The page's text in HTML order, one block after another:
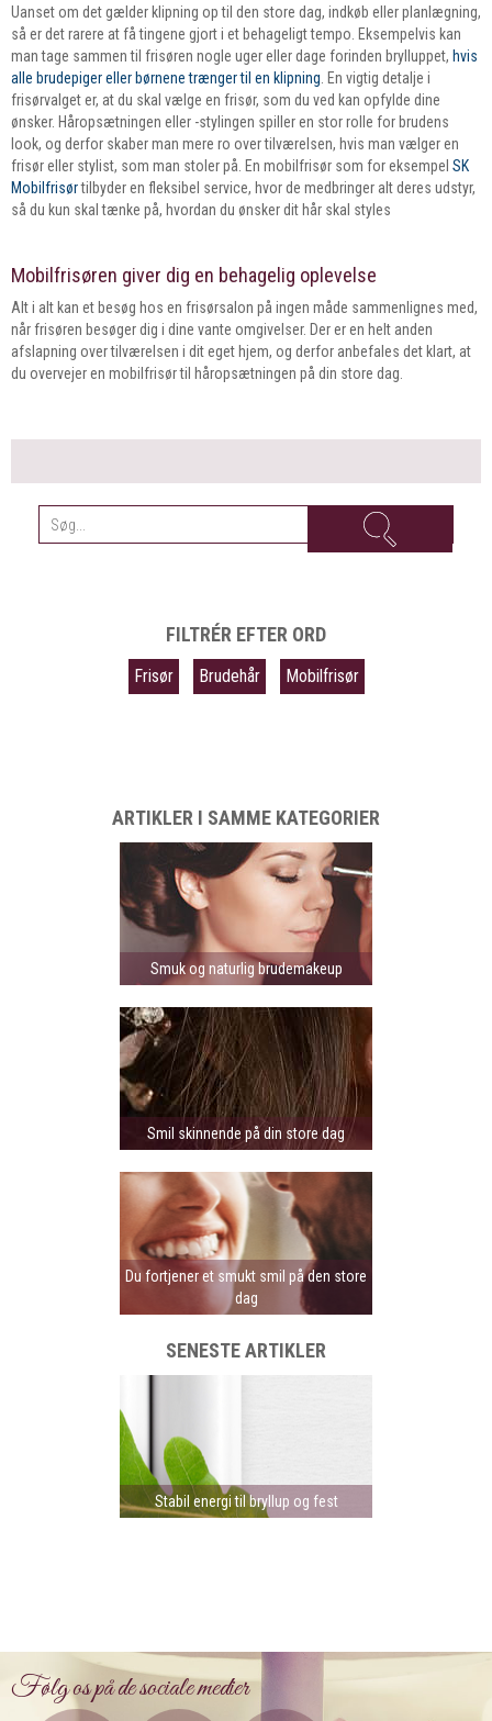
Uanset om det gælder klipning op til den store dag, indkøb eller planlægning,
så er det rarere at få tingene gjort i et behageligt tempo. Eksempelvis kan
man tage sammen til frisøren nogle uger eller dage forinden brylluppet, hvis
alle brudepiger eller børnene trænger til en klipning. En vigtig detalje i
frisørvalget er, at du skal vælge en frisør, som du ved kan opfylde dine
ønsker. Håropsætningen eller -stylingen spiller en stor rolle for brudens
look, og derfor skaber man mere ro over tilværelsen, hvis man vælger en
frisør eller stylist, som man stoler på. En mobilfrisør som for eksempel SK
Mobilfrisørtilbyder en fleksibel service, hvor de medbringer alt deres udstyr,
så du kun skal tænke på, hvordan du ønsker dit hår skal styles
Mobilfrisøren giver dig en behagelig oplevelse
Alt i alt kan et besøg hos en frisørsalon på ingen måde sammenlignes med,
når frisøren besøger dig i dine vante omgivelser. Der er en helt anden
afslapning over tilværelsen i dit eget hjem, og derfor anbefales det klart, at
du overvejer en mobilfrisør til håropsætningen på din store dag.
FILTRÉR EFTER ORD
Frisør Brudehår Mobilfrisør
ARTIKLER I SAMME KATEGORIER
Smuk og naturlig brudemakeup
Smil skinnende på din store dag
Du fortjener et smukt smil på den store
dag
SENESTE ARTIKLER
Stabil energi til bryllup og fest
Følg os på de sociale medier